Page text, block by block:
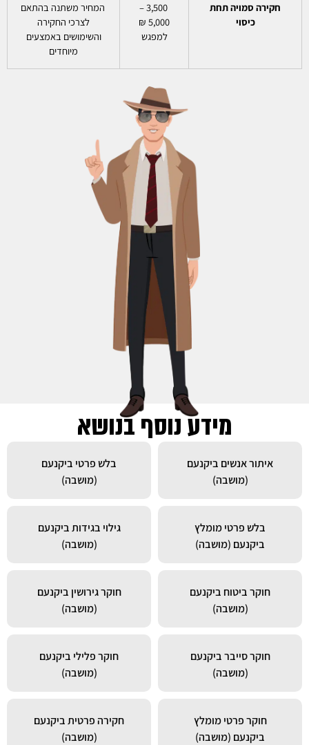
חקירה סמויה תחת
כיסוי
3,500 –
5,000 ₪
למפגש
המחיר משתנה בהתאם
לצרכי החקירה
והשימושים באמצעים
מיוחדים
מידע נוסף בנושא
איתור אנשים ביקנעם
(מושבה)
בלש פרטי ביקנעם
(מושבה)
בלש פרטי מומלץ
ביקנעם (מושבה)
גילוי בגידות ביקנעם
(מושבה)
חוקר ביטוח ביקנעם
(מושבה)
חוקר גירושין ביקנעם
(מושבה)
חוקר סייבר ביקנעם
(מושבה)
חוקר פלילי ביקנעם
(מושבה)
חוקר פרטי מומלץ
ביקנעם (מושבה)
חקירה פרטית ביקנעם
(מושבה)